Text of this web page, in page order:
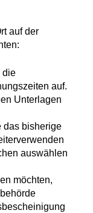
auf der
die
auf.
Unterlagen
das bisherige
auswählen
möchten,